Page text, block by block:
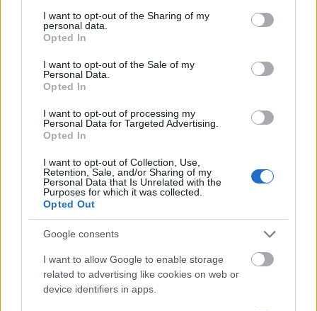
not limited to your visit or usage behaviour. You may click to
grant or deny consent to Google and its third-party tags to
use your data for below specified purposes in below Google
consent section.
I want to opt-out of the Sharing of my
personal data.
Opted In
I want to opt-out of the Sale of my
Personal Data.
Opted In
I want to opt-out of processing my
Personal Data for Targeted Advertising.
Opted In
I want to opt-out of Collection, Use,
Retention, Sale, and/or Sharing of my
Personal Data that Is Unrelated with the
Purposes for which it was collected.
Opted Out
Google consents
I want to allow Google to enable storage
related to advertising like cookies on web or
device identifiers in apps.
a Star Trekben
Ilyen volt újranézni Az új nemzedék pilot
epizódját
Dave // urszekerek.hu
„Még mindig csodálom méretét és modernségét”
Picard kapitánnyal együtt csodálkozunk rá az új